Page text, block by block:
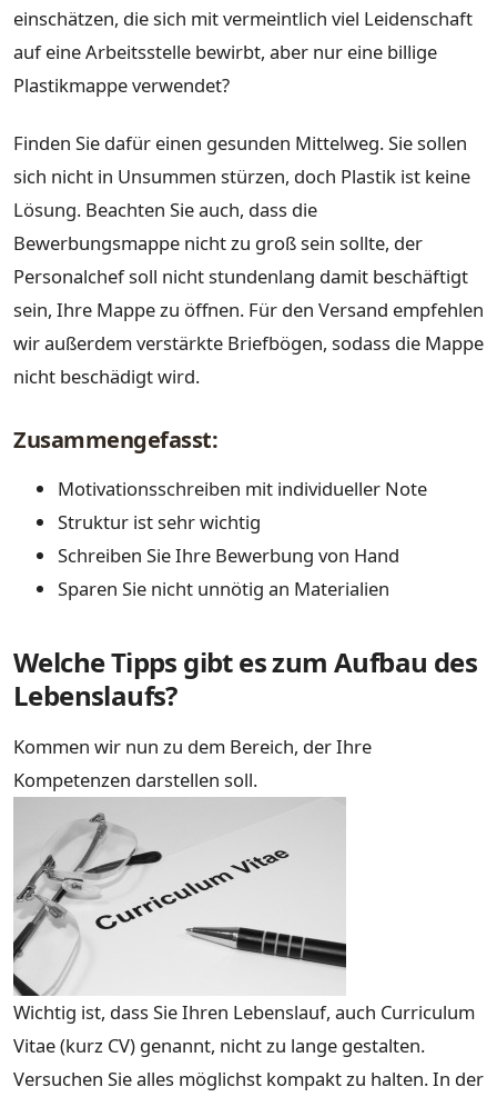
einschätzen, die sich mit vermeintlich viel Leidenschaft
auf eine Arbeitsstelle bewirbt, aber nur eine billige
Plastikmappe verwendet?
Finden Sie dafür einen gesunden Mittelweg. Sie sollen
sich nicht in Unsummen stürzen, doch Plastik ist keine
Lösung. Beachten Sie auch, dass die
Bewerbungsmappe nicht zu groß sein sollte, der
Personalchef soll nicht stundenlang damit beschäftigt
sein, Ihre Mappe zu öffnen. Für den Versand empfehlen
wir außerdem verstärkte Briefbögen, sodass die Mappe
nicht beschädigt wird.
Zusammengefasst:
Motivationsschreiben mit individueller Note
Struktur ist sehr wichtig
Schreiben Sie Ihre Bewerbung von Hand
Sparen Sie nicht unnötig an Materialien
Welche Tipps gibt es zum Aufbau des
Lebenslaufs?
Kommen wir nun zu dem Bereich, der Ihre
Kompetenzen darstellen soll.
Wichtig ist, dass Sie Ihren Lebenslauf, auch Curriculum
Vitae (kurz CV) genannt, nicht zu lange gestalten.
Versuchen Sie alles möglichst kompakt zu halten. In der